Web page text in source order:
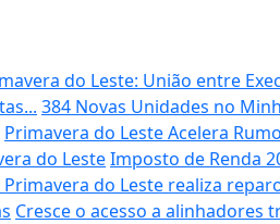
do Leste: União entre
384 Novas Unidades no
Primavera do Leste Acelera
do LesteImposto de Renda
do Leste realiza
Cresce o acesso a alinhadores